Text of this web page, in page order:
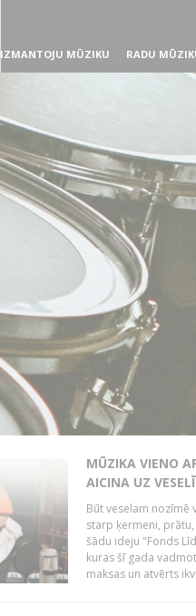
IZMANTOJU MŪZIKU RADU
MŪZIKA VIENO
AICINA UZ
Būt veselam nozīmē
starp ķermeni,
šādu ideju "Fonds
kuras šī gada
maksas un atvērts